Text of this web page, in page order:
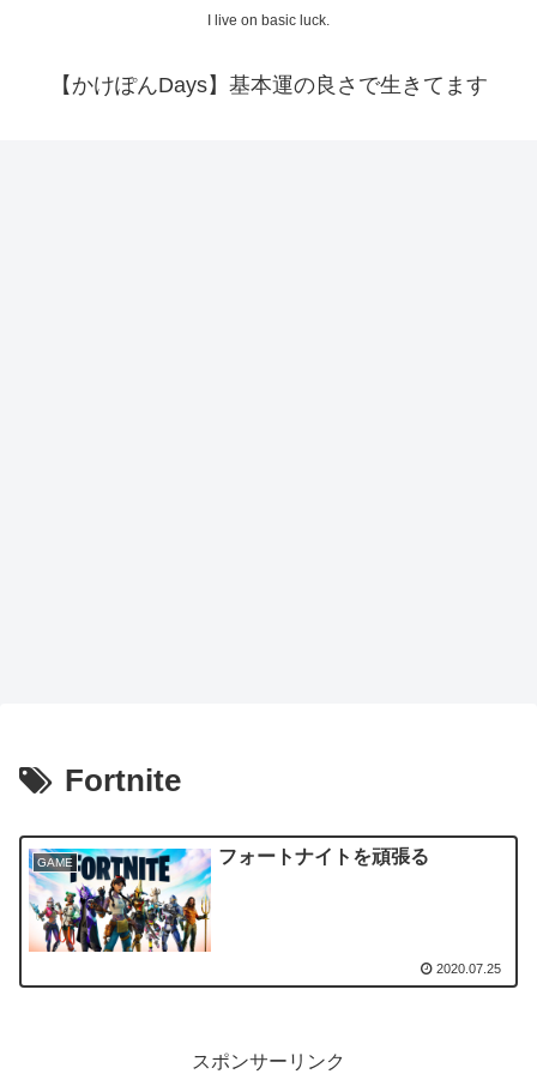
I live on basic luck.
【かけぽんDays】基本運の良さで生きてます
Fortnite
GAME フォートナイトを頑張る
2020.07.25
スポンサーリンク